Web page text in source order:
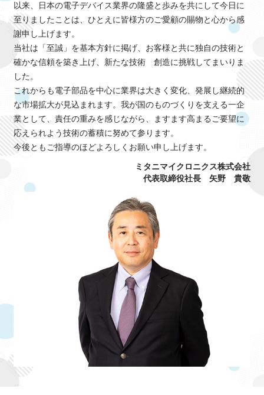
以来、日本の電子デバイス業界の隆盛と歩みを共にして今日に
至りましたことは、ひとえに皆様方のご愛顧の賜物と心から感
謝申し上げます。
当社は「至誠」を基本方針に掲げ、お客様と共に独自の技術と
確かな信頼を築き上げ、新たな技術 創造に挑戦してまいりま
した。
これからも電子部品を中心に業界は大きく変化、発展し継続的
な市場拡大が見込まれます。我が国のものづくりを支える一企
業として、責任の重みを感じながら、ますます高まるご要望に
応えられよう技術の蓄積に努めて参ります。
今後ともご指導のほどよろしくお願い申し上げます。
ミタニマイクロニクス株式会社
代表取締役社長 矢野 貴敬